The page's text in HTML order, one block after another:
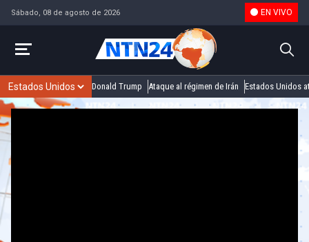
Sábado, 08 de agosto de 2026 EN VIVO
Donald Trump Ataque al régimen de Irán Estados Unidos